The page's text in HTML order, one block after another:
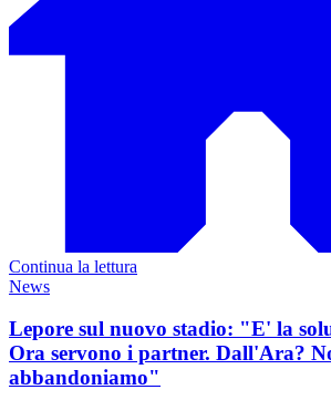
Continua la lettura
News
Lepore sul nuovo stadio: "E' la
Ora servono i partner. Dall'Ara?
abbandoniamo"